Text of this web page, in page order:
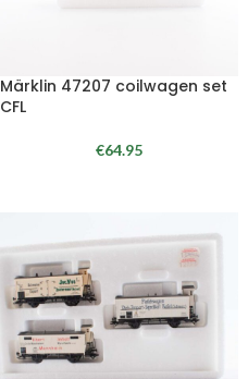
Märklin 47207 coilwagen set
CFL
€64.95